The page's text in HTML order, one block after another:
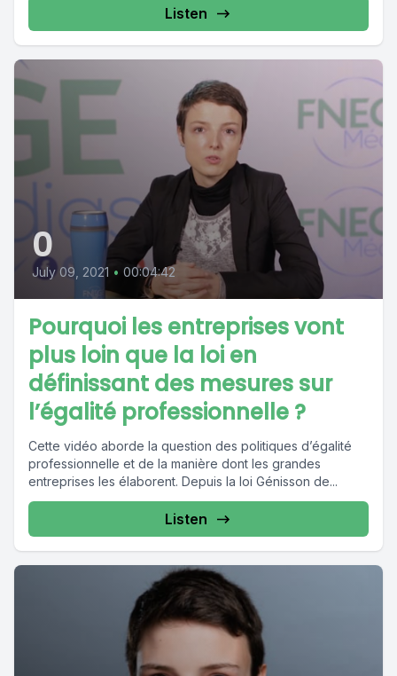
Listen
0
July 09, 2021 • 00:04:42
Pourquoi les entreprises vont
plus loin que la loi en
définissant des mesures sur
l’égalité professionnelle ?
Cette vidéo aborde la question des politiques d’égalité
professionnelle et de la manière dont les grandes
entreprises les élaborent. Depuis la loi Génisson de...
Listen